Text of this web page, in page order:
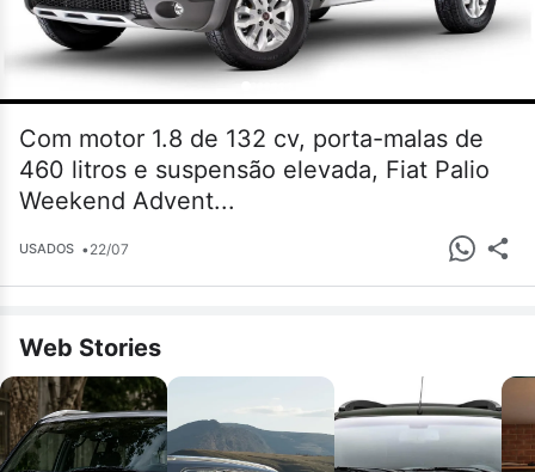
Com motor 1.8 de 132 cv, porta-malas de
460 litros e suspensão elevada, Fiat Palio
Weekend Advent...
USADOS •22/07
Web Stories